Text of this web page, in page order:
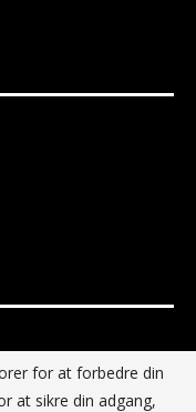
for at forbedre din
at sikre din adgang,